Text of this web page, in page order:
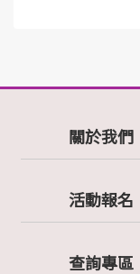
關於我們
活動報名
查詢專區